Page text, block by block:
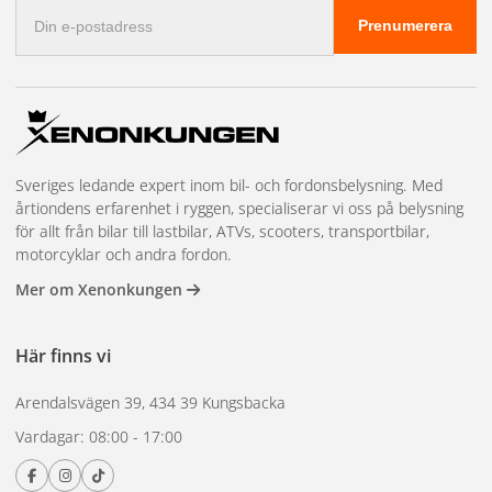
postadress
Prenumerera
Sveriges ledande expert inom bil- och fordonsbelysning. Med
årtiondens erfarenhet i ryggen, specialiserar vi oss på belysning
för allt från bilar till lastbilar, ATVs, scooters, transportbilar,
motorcyklar och andra fordon.
Mer om Xenonkungen
Här finns vi
Arendalsvägen 39, 434 39 Kungsbacka
Vardagar: 08:00 - 17:00